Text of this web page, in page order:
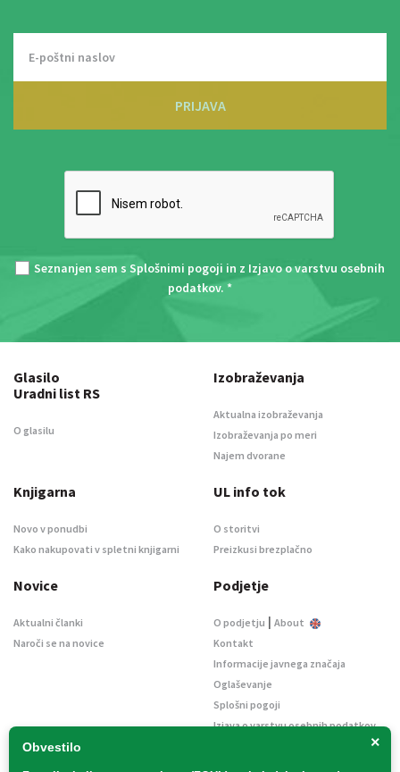
PRIJAVA
Seznanjen sem s Splošnimi pogoji in z Izjavo o varstvu osebnih
podatkov. *
×
Obvestilo
Glasilo
Uradni list RS
O glasilu
Izobraževanja
Aktualna izobraževanja
Izobraževanja po meri
Najem dvorane
Knjigarna
Novo v ponudbi
Kako nakupovati v spletni knjigarni
UL info tok
O storitvi
Preizkusi brezplačno
Novice
Aktualni članki
Naroči se na novice
Podjetje
O podjetju | About
Kontakt
Informacije javnega značaja
Oglaševanje
Splošni pogoji
Izjava o varstvu osebnih podatkov